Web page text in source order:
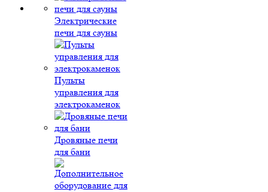
Электрические
печи для сауны
Пульты
управления для
электрокаменок
Дровяные печи
для бани